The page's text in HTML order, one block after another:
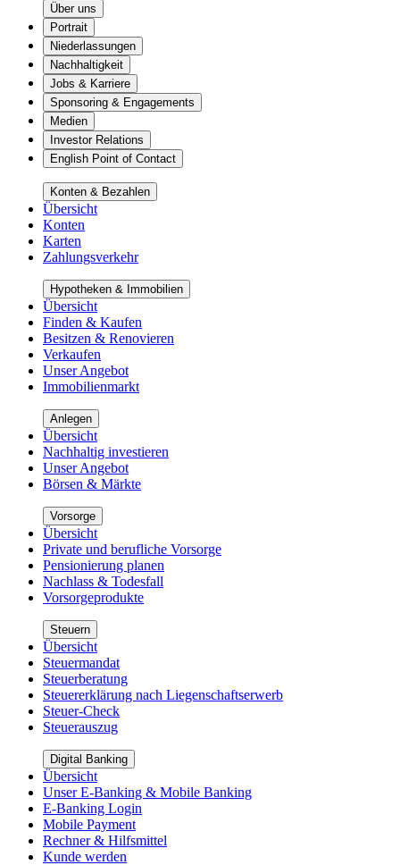
Über uns
Portrait
Niederlassungen
Nachhaltigkeit
Jobs & Karriere
Sponsoring & Engagements
Medien
Investor Relations
English Point of Contact
Konten & Bezahlen
Übersicht
Konten
Karten
Zahlungsverkehr
Hypotheken & Immobilien
Übersicht
Finden & Kaufen
Besitzen & Renovieren
Verkaufen
Unser Angebot
Immobilienmarkt
Anlegen
Übersicht
Nachhaltig investieren
Unser Angebot
Börsen & Märkte
Vorsorge
Übersicht
Private und berufliche Vorsorge
Pensionierung planen
Nachlass & Todesfall
Vorsorgeprodukte
Steuern
Übersicht
Steuermandat
Steuerberatung
Steuererklärung nach Liegenschaftserwerb
Steuer-Check
Steuerauszug
Digital Banking
Übersicht
Unser E-Banking & Mobile Banking
E-Banking Login
Mobile Payment
Rechner & Hilfsmittel
Kunde werden